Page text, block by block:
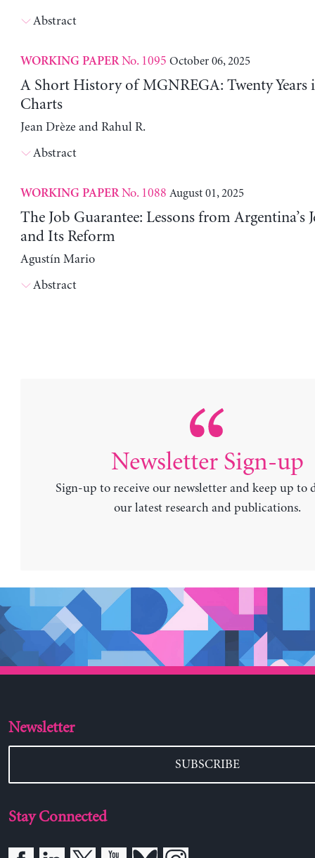
Abstract
WORKING PAPERNo. 1095 October 06, 2025
A Short History of MGNREGA: Twenty Years
Charts
Jean Drèze and Rahul R.
Abstract
WORKING PAPERNo. 1088 August 01, 2025
The Job Guarantee: Lessons from Argentina’s
and Its Reform
Agustín Mario
Abstract
Newsletter Sign-up
Sign-up to receive our newsletter and keep up to
our latest research and publications.
Newsletter
SUBSCRIBE
Stay Connected